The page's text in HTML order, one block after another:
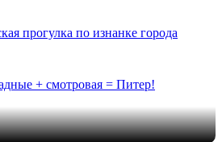
прогулка по изнанке города